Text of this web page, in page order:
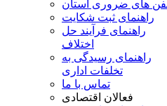
های ضروری استان
راهنمای ثبت شکایت
راهنمای فرآیند حل
اختلاف
راهنمای رسیدگی به
تخلفات اداری
تماس با ما
فعالان اقتصادی